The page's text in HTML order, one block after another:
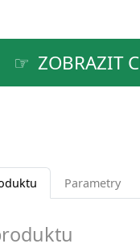
ZOBRAZIT
Parametry